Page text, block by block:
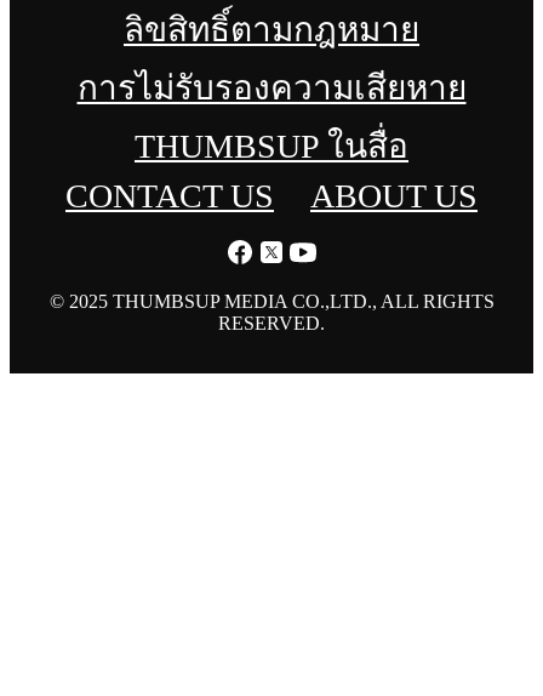
ลิขสิทธิ์ตามกฎหมาย
การไม่รับรองความเสียหาย
THUMBSUP ในสื่อ
CONTACT US
ABOUT US
© 2025 THUMBSUP MEDIA CO.,LTD., ALL RIGHTS
RESERVED.